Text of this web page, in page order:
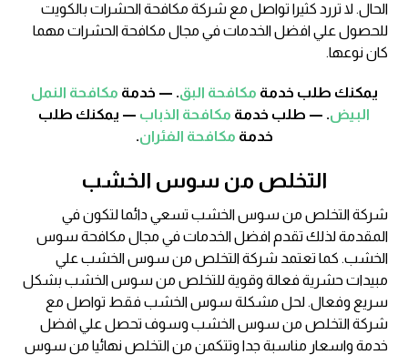
الحال. لا تررد كثيرا تواصل مع شركة مكافحة الحشرات بالكويت
للحصول علي افضل الخدمات في مجال مكافحة الحشرات مهما
كان نوعها.
يمكنك طلب خدمة مكافحة البق. — خدمة مكافحة النمل
البيض. — طلب خدمة مكافحة الذباب — يمكنك طلب
خدمة مكافحة الفئران.
التخلص من سوس الخشب
شركة التخلص من سوس الخشب تسعي دائما لتكون في
المقدمة لذلك تقدم افضل الخدمات في مجال مكافحة سوس
الخشب. كما تعتمد شركة التخلص من سوس الخشب علي
مبيدات حشرية فعالة وقوية للتخلص من سوس الخشب بشكل
سريع وفعال. لحل مشكلة سوس الخشب فقط تواصل مع
شركة التخلص من سوس الخشب وسوف تحصل علي افضل
خدمة واسعار مناسبة جدا وتتكمن من التخلص نهائيا من سوس